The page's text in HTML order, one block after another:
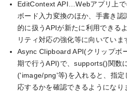
EditContext API…Webアプリ上
ボード入力変換のほか、手書き
的に扱うAPIが新たに利用できる
リティ対応の強化等に向いていま
Async Clipboard API(クリップボ
期で行うAPI)で、supports()関数
('image/png'等)を入れると、指定
応するかを確認できるようになり